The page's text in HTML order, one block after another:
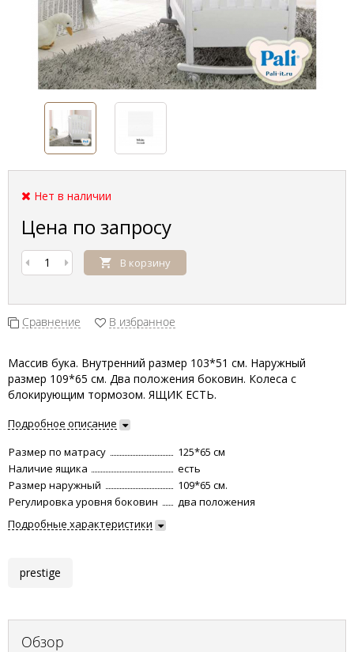
Нет в наличии
Цена по запросу
В корзину
Сравнение В избранное
Массив бука. Внутренний размер 103*51 см. Наружный
размер 109*65 см. Два положения боковин. Колеса с
блокирующим тормозом. ЯЩИК ЕСТЬ.
Подробное описание
Размер по матрасу
125*65 см
Наличие ящика
есть
Размер наружный
109*65 см.
Регулировка уровня боковин
два положения
Подробные характеристики
prestige
Обзор